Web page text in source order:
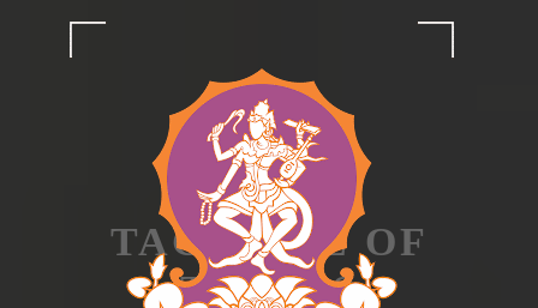
TAG RULE OF
THIRDS